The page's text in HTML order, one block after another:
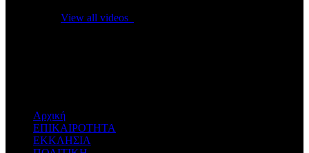
View all videos
Αρχική
ΕΠΙΚΑΙΡΟΤΗΤΑ
ΕΚΚΛΗΣΙΑ